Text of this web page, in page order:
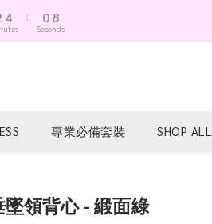
4
3
:
07
6
1
0
Seconds
專業必備套裝 SHOP ALL
墜領背心 - 緞面綠